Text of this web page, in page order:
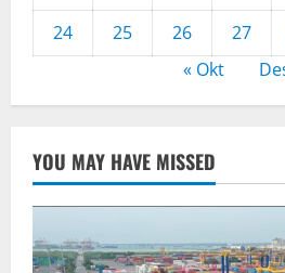
24
25 26 27
« Okt
YOU MAY HAVE MISSED